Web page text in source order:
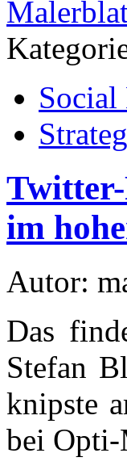
Social
im
Autor:
Das
Stefan
knipste
bei Opti-